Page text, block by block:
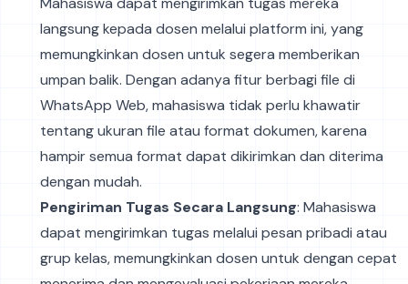
langsung kepada dosen melalui platform ini, yang
memungkinkan dosen untuk segera memberikan
umpan balik. Dengan adanya fitur berbagi file di
WhatsApp Web, mahasiswa tidak perlu khawatir
tentang ukuran file atau format dokumen, karena
hampir semua format dapat dikirimkan dan diterima
dengan mudah.
Pengiriman Tugas Secara Langsung: Mahasiswa
dapat mengirimkan tugas melalui pesan pribadi atau
grup kelas, memungkinkan dosen untuk dengan cepat